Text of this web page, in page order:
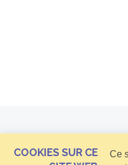
COOKIES SUR CE
Ce